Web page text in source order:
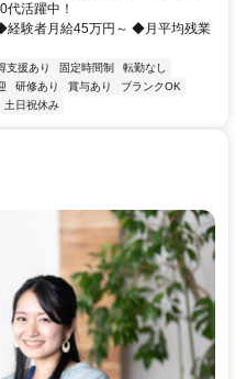
活躍中！
月給45万円～ ◆月平均残業
支援あり 固定時間制
転勤なし
研修あり 賞与あり
ブランクOK
土日祝休み